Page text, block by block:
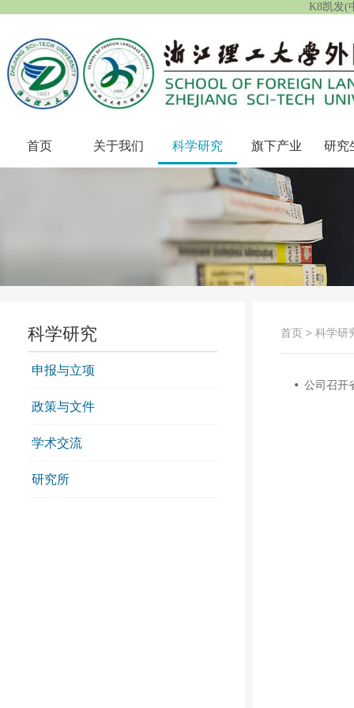
K8凯发(
首页 关于我们 科学研究 旗下产业 研究
科学研究
申报与立项
政策与文件
学术交流
研究所
首页 > 科学研
公司召开